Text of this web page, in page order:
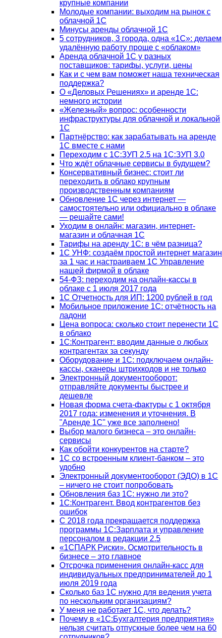
крупные компании
Молодые компании: выходим на рынок с
облачной 1С
Минусы аренды облачной 1С
5 сотрудников, 3 города, одна «1С»: делаем
удалённую работу проще с «облаком»
Аренда облачной 1С у разных
поставщиков: тарифы, услуги, цены
Как и с чем вам поможет наша техническая
поддержка?
О «Деловых Решениях» и аренде 1С:
немного истории
«Железный» вопрос: особенности
инфраструктуры для облачной и локальной
1С
Партнёрство: как зарабатывать на аренде
1С вместе с нами
Переходим с 1С:ЗУП 2.5 на 1С:ЗУП 3.0
Что ждёт облачные сервисы в будущем?
Консервативный бизнес: стоит ли
переходить в облако крупным
производственным компаниям
Обновление 1С через интернет —
самостоятельно или официально в облаке
— решайте сами!
Уходим в онлайн: магазин, интернет-
магазин и облачная 1С
Тарифы на аренду 1С: в чём разница?
1С УНФ: создаём простой интернет магазин
за 1 час и настраиваем 1С Управление
нашей фирмой в облаке
54-ФЗ: переходим на онлайн-кассы в
облаке с 1 июля 2017 года
1С Отчетность для ИП: 1200 рублей в год
Мобильное приложение 1С: отчётность на
ладони
Цена вопроса: сколько стоит перенести 1С
в облако
1С:Контрагент: вводим данные о любых
контрагентах за секунду
Оборудование и 1С: подключаем онлайн-
кассы, сканеры штрихкодов и не только
Электронный документооборот:
отправляйте документы быстрее и
дешевле
Новая форма счета-фактуры с 1 октября
2017 года: изменения и уточнения. В
"Аренде 1С" уже все заполнено!
Выбор малого бизнеса – это онлайн-
сервисы
Как обойти конкурентов на старте?
1C со встроенным клиент-банком – это
удобно
Электронный документооборот (ЭДО) в 1С
– ничего не стоит попробовать
Обновления баз 1С: нужно ли это?
1С:Контрагент. Ввод контрагентов без
ошибок
С 2018 года прекращается поддержка
программы 1С:Зарплата и управление
персоналом в редакции 2.5
«1СПАРК Риски». Осмотрительность в
бизнесе – это главное
Отсрочка применения онлайн-касс для
индивидуальных предпринимателей до 1
июля 2019 года
Сколько баз 1C нужно для ведения учета
по нескольким организациям?
У меня не работает 1С, что делать?
Почему в «1С:Бухгалтерия предприятия»
нельзя считать отпускные более чем на 60